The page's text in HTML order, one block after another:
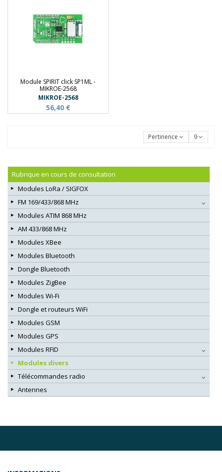
Module SPIRIT click SP1ML -
MIKROE-2568
MIKROE-2568
56,40 €
Pertinence 9
Rubrique en cours de consultation
Modules LoRa / SIGFOX
FM 169/433/868 MHz
Modules ATIM 868 MHz
AM 433/868 MHz
Modules XBee
Modules Bluetooth
Dongle Bluetooth
Modules ZigBee
Modules Wi-Fi
Dongle et routeurs WiFi
Modules GSM
Modules GPS
Modules RFID
Modules divers
Télécommandes radio
Antennes